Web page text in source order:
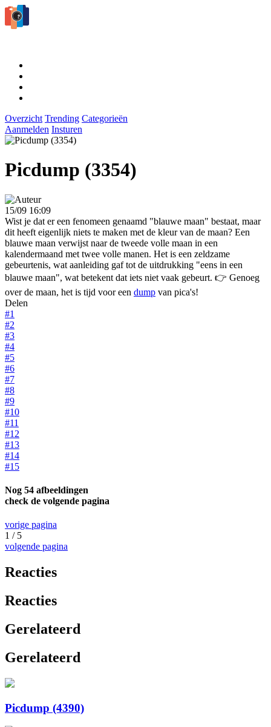
Overzicht Trending Categorieën
Aanmelden Insturen
Picdump (3354)
15/09 16:09
Wist je dat er een fenomeen genaamd "blauwe maan" bestaat, maar
dit heeft eigenlijk niets te maken met de kleur van de maan? Een
blauwe maan verwijst naar de tweede volle maan in een
kalendermaand met twee volle manen. Het is een zeldzame
gebeurtenis, wat aanleiding gaf tot de uitdrukking "eens in een
blauwe maan", wat betekent dat iets niet vaak gebeurt. 👉 Genoeg
over de maan, het is tijd voor een dump van pica's!
Delen
#1
#2
#3
#4
#5
#6
#7
#8
#9
#10
#11
#12
#13
#14
#15
Nog 54 afbeeldingen
check de volgende pagina
vorige pagina
1 / 5
volgende pagina
Reacties
Reacties
Gerelateerd
Gerelateerd
Picdump (4390)